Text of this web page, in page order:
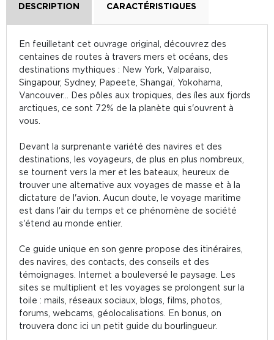
DESCRIPTION CARACTÉRISTIQUES
En feuilletant cet ouvrage original, découvrez des
centaines de routes à travers mers et océans, des
destinations mythiques : New York, Valparaiso,
Singapour, Sydney, Papeete, Shangaï, Yokohama,
Vancouver... Des pôles aux tropiques, des îles aux fjords
arctiques, ce sont 72% de la planète qui s'ouvrent à
vous.
Devant la surprenante variété des navires et des
destinations, les voyageurs, de plus en plus nombreux,
se tournent vers la mer et les bateaux, heureux de
trouver une alternative aux voyages de masse et à la
dictature de l'avion. Aucun doute, le voyage maritime
est dans l'air du temps et ce phénomène de société
s'étend au monde entier.
Ce guide unique en son genre propose des itinéraires,
des navires, des contacts, des conseils et des
témoignages. Internet a bouleversé le paysage. Les
sites se multiplient et les voyages se prolongent sur la
toile : mails, réseaux sociaux, blogs, films, photos,
forums, webcams, géolocalisations. En bonus, on
trouvera donc ici un petit guide du bourlingueur.